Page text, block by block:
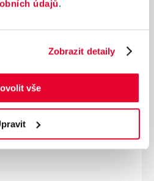
údajů.
Zobrazit detaily
vše